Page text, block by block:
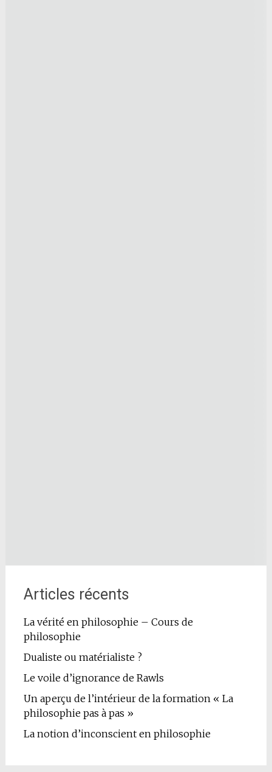
Articles récents
La vérité en philosophie – Cours de
philosophie
Dualiste ou matérialiste ?
Le voile d’ignorance de Rawls
Un aperçu de l’intérieur de la formation « La
philosophie pas à pas »
La notion d’inconscient en philosophie